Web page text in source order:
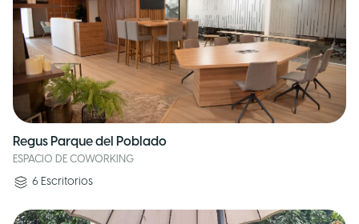
Regus Parque del Poblado
ESPACIO DE COWORKING
6 Escritorios